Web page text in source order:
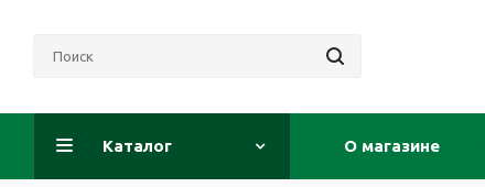
Каталог О магазине